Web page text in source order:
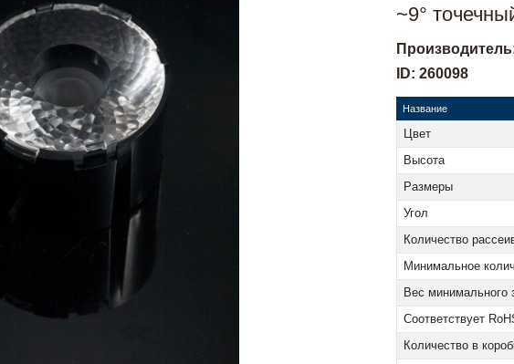
~9°
ID: 260098
Название
Цвет
Высота
Размеры
Угол
Количество
Минимальное
Вес минимального
Соответствует
Количество в